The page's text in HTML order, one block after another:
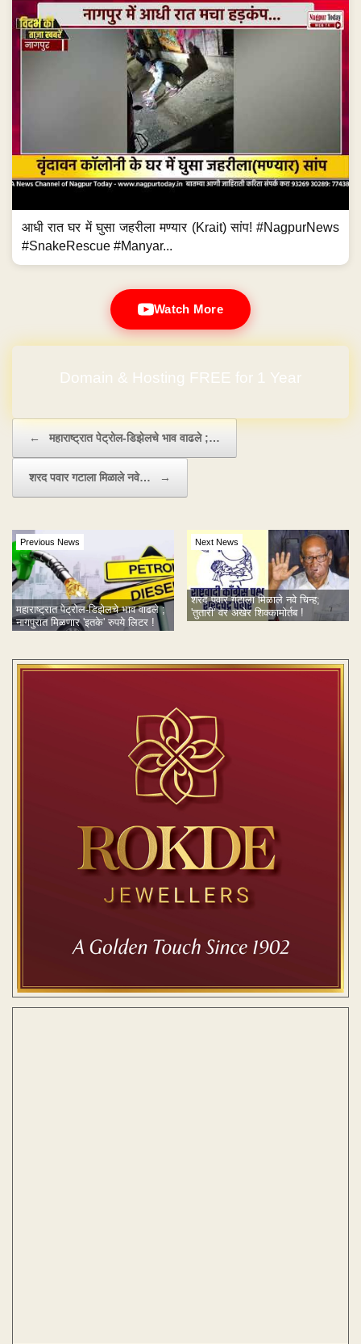
आधी रात घर में घुसा जहरीला मण्यार (Krait) सांप! #NagpurNews
#SnakeRescue #Manyar...
Watch More
Domain & Hosting FREE for 1 Year
← महाराष्ट्रात पेट्रोल-डिझेलचे भाव वाढले ;…
शरद पवार गटाला मिळाले नवे… →
Previous News
महाराष्ट्रात पेट्रोल-डिझेलचे भाव वाढले ;
नागपुरात मिळणार 'इतके' रुपये लिटर !
Next News
शरद पवार गटाला मिळाले नवे चिन्ह;
'तुतारी' वर अखेर शिक्कामोर्तब !